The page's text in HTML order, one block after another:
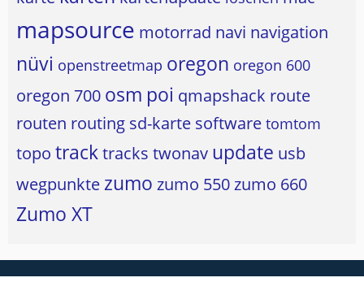
mapsource motorrad navi navigation
nüvi openstreetmap oregon oregon 600
oregon 700 osm poi qmapshack route
routen routing sd-karte software tomtom
topo tracktracks twonav update usb
wegpunkte zumo zumo 550zumo 660
Zumo XT